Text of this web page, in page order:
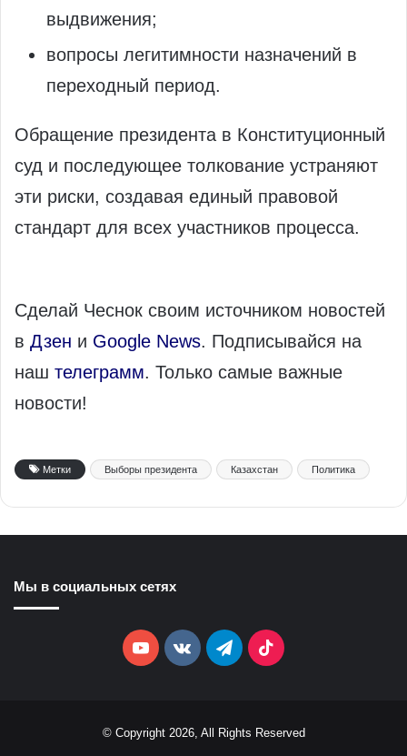
выдвижения;
вопросы легитимности назначений в
переходный период.
Обращение президента в Конституционный
суд и последующее толкование устраняют
эти риски, создавая единый правовой
стандарт для всех участников процесса.
Сделай Чеснок своим источником новостей
в Дзен и Google News. Подписывайся на
наш телеграмм. Только самые важные
новости!
Метки Выборы президента Казахстан Политика
Мы в социальных сетях
YouTubevk.comTelegramTikTok
© Copyright 2026, All Rights Reserved